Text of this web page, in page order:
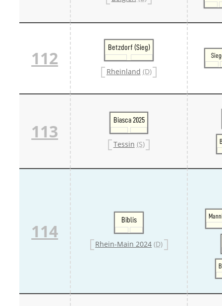
112
Betzdorf (Sieg)
Rheinland (D)
113
Biasca 2025
Tessin (S)
114
Biblis
Rhein-Main 2024 (D)